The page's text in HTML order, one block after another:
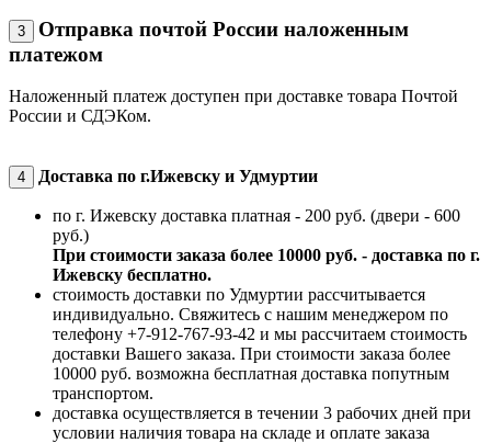
3
Отправка почтой России наложенным
платежом
Наложенный платеж доступен при доставке товара Почтой
России и СДЭКом.
4 Доставка по г.Ижевску и Удмуртии
по г. Ижевску доставка платная - 200 руб. (двери - 600
руб.)
При стоимости заказа более 10000 руб. - доставка по г.
Ижевску бесплатно.
стоимость доставки по Удмуртии рассчитывается
индивидуально. Свяжитесь с нашим менеджером по
телефону +7-912-767-93-42 и мы рассчитаем стоимость
доставки Вашего заказа. При стоимости заказа более
10000 руб. возможна бесплатная доставка попутным
транспортом.
доставка осуществляется в течении 3 рабочих дней при
условии наличия товара на складе и оплате заказа